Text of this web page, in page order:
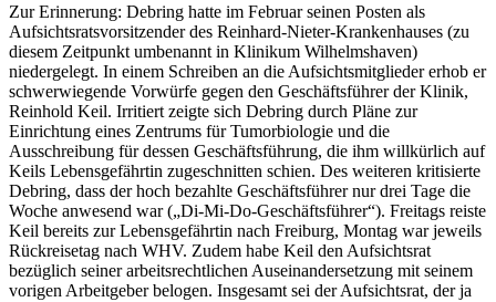
Zur Erinnerung: Debring hatte im Februar seinen Posten als
Aufsichtsratsvorsitzender des Reinhard-Nieter-Krankenhauses (zu
diesem Zeitpunkt umbenannt in Klinikum Wilhelmshaven)
niedergelegt. In einem Schreiben an die Aufsichtsmitglieder erhob er
schwerwiegende Vorwürfe gegen den Geschäftsführer der Klinik,
Reinhold Keil. Irritiert zeigte sich Debring durch Pläne zur
Einrichtung eines Zentrums für Tumorbiologie und die
Ausschreibung für dessen Geschäftsführung, die ihm willkürlich auf
Keils Lebensgefährtin zugeschnitten schien. Des weiteren kritisierte
Debring, dass der hoch bezahlte Geschäftsführer nur drei Tage die
Woche anwesend war („Di-Mi-Do-Geschäftsführer“). Freitags reiste
Keil bereits zur Lebensgefährtin nach Freiburg, Montag war jeweils
Rückreisetag nach WHV. Zudem habe Keil den Aufsichtsrat
bezüglich seiner arbeitsrechtlichen Auseinandersetzung mit seinem
vorigen Arbeitgeber belogen. Insgesamt sei der Aufsichtsrat, der ja